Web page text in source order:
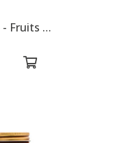
Cardamome - Fruits - Tisane - 50 g